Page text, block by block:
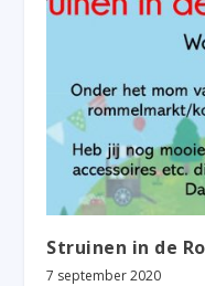
Struinen in de
7 september 2020